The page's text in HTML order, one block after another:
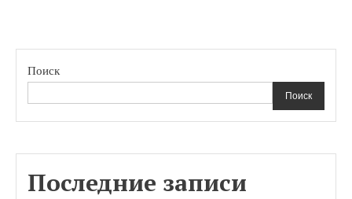
Поиск
Поиск
Последние записи